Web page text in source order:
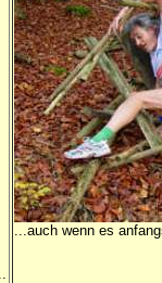
...auch wenn es